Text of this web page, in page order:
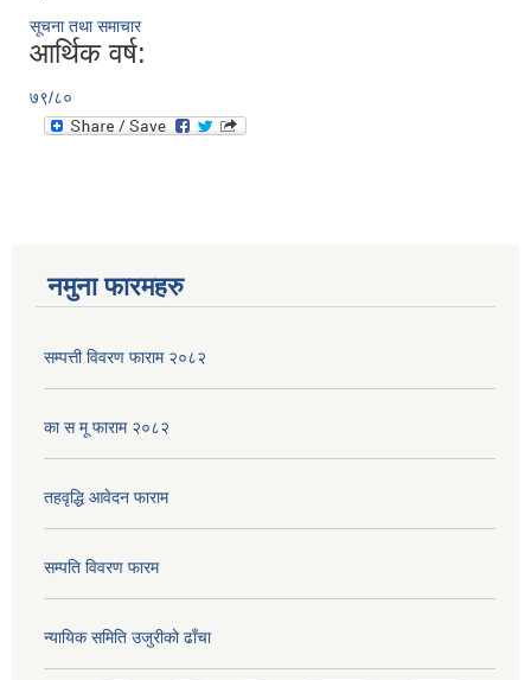
सूचना तथा समाचार
आर्थिक वर्ष:
७९/८०
नमुना फारमहरु
सम्पत्ती विवरण फाराम २०८२
का स मू फाराम २०८२
तहवृद्धि आवेदन फाराम
सम्पति विवरण फारम
न्यायिक समिति उजुरीको ढाँचा